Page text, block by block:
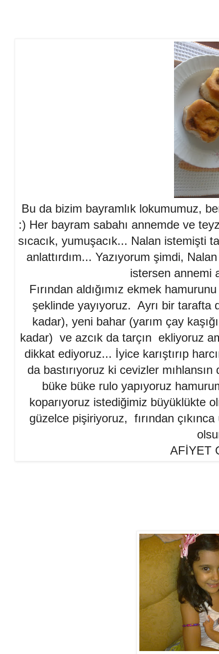
Bu da bizim bayramlık lokumumuz,
:) Her bayram sabahı annemde ve
sıcacık, yumuşacık... Nalan istemişti
anlattırdım... Yazıyorum şimdi,
istersen annemi
Fırından aldığımız ekmek
şeklinde yayıyoruz. Ayrı bir tarafta
kadar), yeni bahar (yarım çay
kadar) ve azcık da tarçın ekliyoruz
dikkat ediyoruz... İyice karıştırıp
da bastırıyoruz ki cevizler
büke büke rulo yapıyoruz
koparıyoruz istediğimiz büyüklükte
güzelce pişiriyoruz, fırından
AFİYET